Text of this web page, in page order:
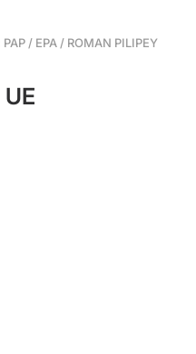
PAP / EPA / ROMAN PILIPEY